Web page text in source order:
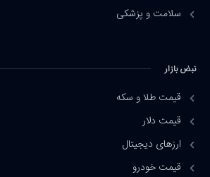
سلامت و پزشکی
نبض بازار
قیمت طلا و سکه
قیمت دلار
ارزهای دیجیتال
قیمت خودرو